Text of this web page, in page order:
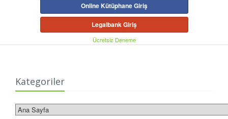
Online Kütüphane Giriş
Legalbank Giriş
Ücretsiz Deneme
Kategoriler